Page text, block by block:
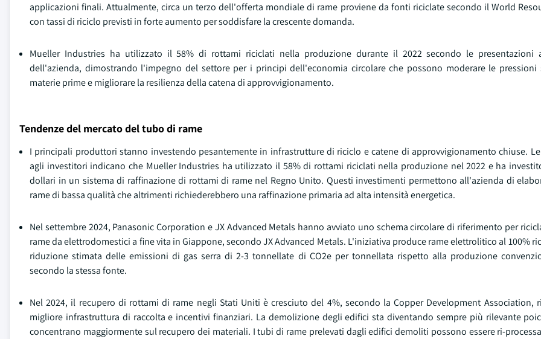
applicazioni finali. Attualmente, circa un terzo dell'offerta mondiale di rame proviene da fonti riciclate secondo il World
con tassi di riciclo previsti in forte aumento per soddisfare la crescente domanda.
Mueller Industries ha utilizzato il 58% di rottami riciclati nella produzione durante il 2022 secondo le presentazioni
dell'azienda, dimostrando l'impegno del settore per i principi dell'economia circolare che possono moderare le
materie prime e migliorare la resilienza della catena di approvvigionamento.
Tendenze del mercato del tubo di rame
I principali produttori stanno investendo pesantemente in infrastrutture di riciclo e catene di approvvigionamento chiuse.
agli investitori indicano che Mueller Industries ha utilizzato il 58% di rottami riciclati nella produzione nel 2022 e ha
dollari in un sistema di raffinazione di rottami di rame nel Regno Unito. Questi investimenti permettono all'azienda di
rame di bassa qualità che altrimenti richiederebbero una raffinazione primaria ad alta intensità energetica.
Nel settembre 2024, Panasonic Corporation e JX Advanced Metals hanno avviato uno schema circolare di riferimento per
rame da elettrodomestici a fine vita in Giappone, secondo JX Advanced Metals. L'iniziativa produce rame elettrolitico al 100%
riduzione stimata delle emissioni di gas serra di 2-3 tonnellate di CO2e per tonnellata rispetto alla produzione
secondo la stessa fonte.
Nel 2024, il recupero di rottami di rame negli Stati Uniti è cresciuto del 4%, secondo la Copper Development Association,
migliore infrastruttura di raccolta e incentivi finanziari. La demolizione degli edifici sta diventando sempre più rilevante
concentrano maggiormente sul recupero dei materiali. I tubi di rame prelevati dagli edifici demoliti possono essere ri-